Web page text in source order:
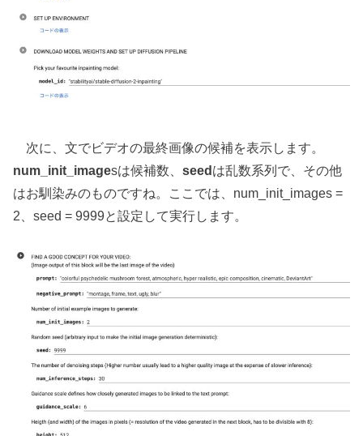
次に、文でビデオの最終画像の候補を表示します。
num_init_imagesは候補数、seedは乱数系列で、その他
はお馴染みのものですね。ここでは、num_init_images =
2、seed = 9999と設定して実行します。